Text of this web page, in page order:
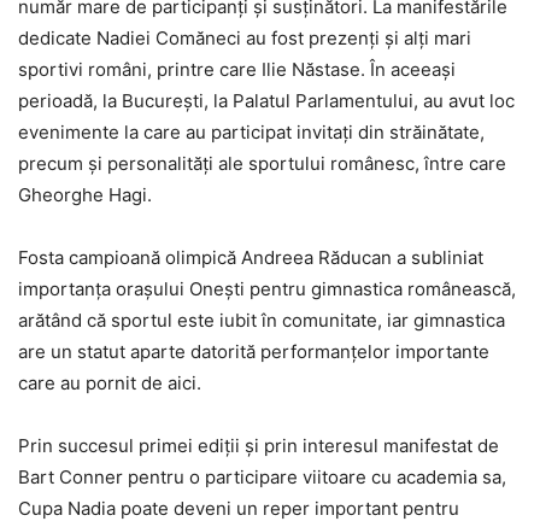
număr mare de participanți și susținători. La manifestările
dedicate Nadiei Comăneci au fost prezenți și alți mari
sportivi români, printre care Ilie Năstase. În aceeași
perioadă, la București, la Palatul Parlamentului, au avut loc
evenimente la care au participat invitați din străinătate,
precum și personalități ale sportului românesc, între care
Gheorghe Hagi.
Fosta campioană olimpică Andreea Răducan a subliniat
importanța orașului Onești pentru gimnastica românească,
arătând că sportul este iubit în comunitate, iar gimnastica
are un statut aparte datorită performanțelor importante
care au pornit de aici.
Prin succesul primei ediții și prin interesul manifestat de
Bart Conner pentru o participare viitoare cu academia sa,
Cupa Nadia poate deveni un reper important pentru